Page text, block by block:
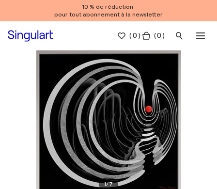
10 % de réduction
pour tout abonnement à la newsletter
(0 ) ( 0 )
1/7